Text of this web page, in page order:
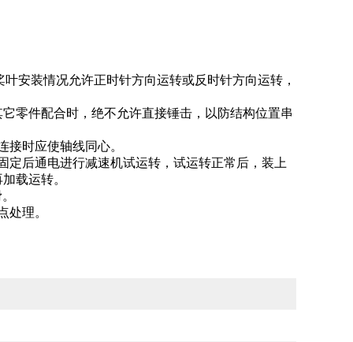
安装情况允许正时针方向运转或反时针方向运转，
零件配合时，绝不允许直接锤击，以防结构位置串
时应使轴线同心。
后通电进行减速机试运转，试运转正常后，装上
载运转。
处理。